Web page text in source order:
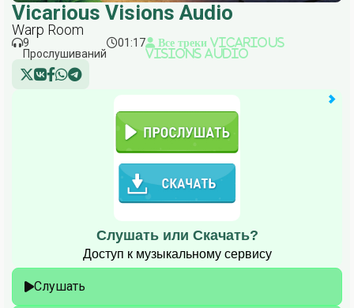
Vicarious Visions Audio
Warp Room
9
Прослушиваний
01:17
Все треки Vicarious
Visions Audio
Слушать или Скачать?
Доступ к музыкальному сервису
Слушать